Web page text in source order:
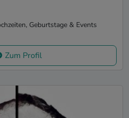
Geburtstage & Events
Zum Profil